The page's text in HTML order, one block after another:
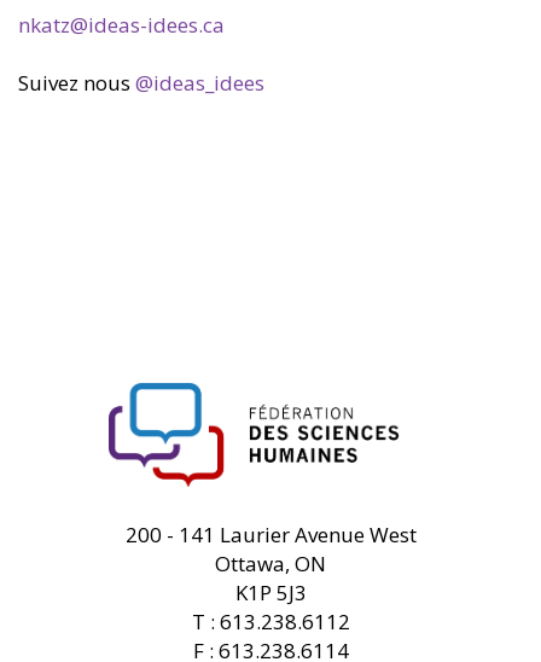
nkatz@ideas-idees.ca
Suivez nous @ideas­_idees
200 - 141 Laurier Avenue West
Ottawa, ON
K1P 5J3
T : 613.238.6112
F : 613.238.6114